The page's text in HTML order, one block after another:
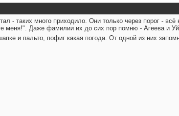
- таких много приходило. Они только через порог -
меня!". Даже фамилии их до сих пор помню - Агеева и
и пальто, пофиг какая погода. От одной из них